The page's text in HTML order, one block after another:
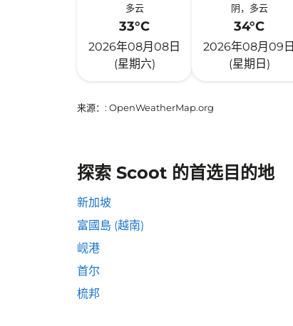
多云
33°C
2026年08月08日
(星期六)
阴，多云
34°C
2026年08月09日
(星期日)
来源： : OpenWeatherMap.org
探索 Scoot 的首选目的地
新加坡
富國島 (越南)
岘港
首尔
梳邦